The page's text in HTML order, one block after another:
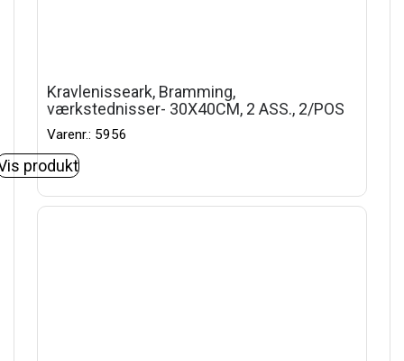
Kravlenisseark, Bramming,
værkstednisser- 30X40CM, 2 ASS., 2/POS
Varenr.: 5956
produkt